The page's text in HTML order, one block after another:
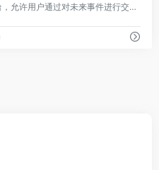
全球最大的预测市场平台，允许用户通过对未来事件进行交易来获取信息和盈利，涵盖政治、经济、体育等多领域。